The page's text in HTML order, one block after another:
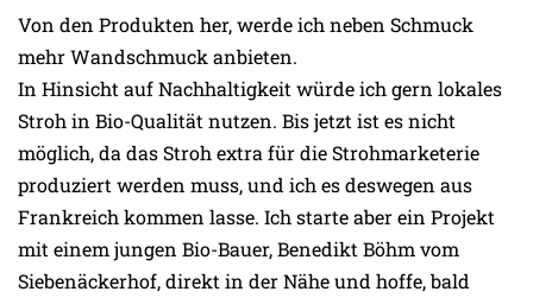
Von den Produkten her, werde ich neben Schmuck
mehr Wandschmuck anbieten.
In Hinsicht auf Nachhaltigkeit würde ich gern lokales
Stroh in Bio-Qualität nutzen. Bis jetzt ist es nicht
möglich, da das Stroh extra für die Strohmarketerie
produziert werden muss, und ich es deswegen aus
Frankreich kommen lasse. Ich starte aber ein Projekt
mit einem jungen Bio-Bauer, Benedikt Böhm vom
Siebenäckerhof, direkt in der Nähe und hoffe, bald